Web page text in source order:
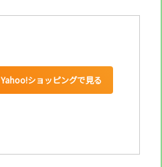
Yahoo!ショッピングで見る